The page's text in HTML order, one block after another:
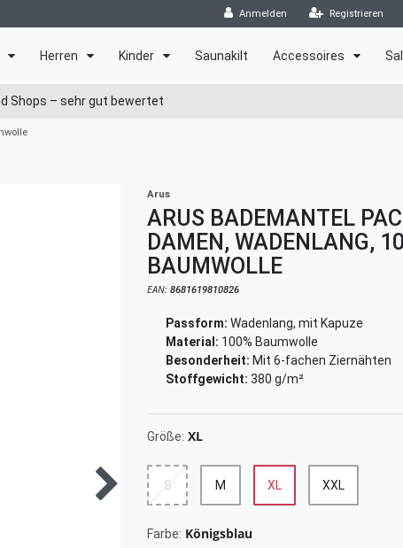
Anmelden Registrieren
Herren Kinder Saunakilt Accessoires
Shops – sehr gut bewertet
Arus
ARUS BADEMANTEL
DAMEN, WADENLANG,
BAUMWOLLE
EAN: 8681619810826
Passform: Wadenlang, mit Kapuze
Material: 100% Baumwolle
Besonderheit: Mit 6-fachen Ziernähten
Stoffgewicht: 380 g/m²
Größe: XL
S M XL XXL
Farbe: Königsblau